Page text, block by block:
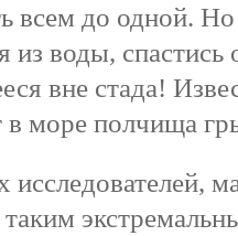
всем до одной.
из воды, спастись
вне стада!
в море полчища